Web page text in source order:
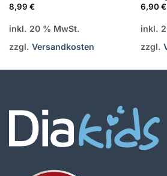
8,99 €
inkl. 20 % MwSt.
zzgl. Versandkosten
6,90 €
inkl.
zzgl.